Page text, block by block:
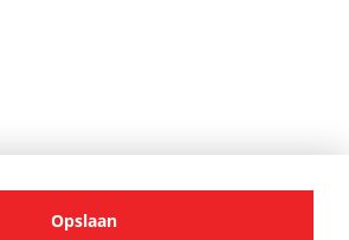
AANMELDEN
Opslaan